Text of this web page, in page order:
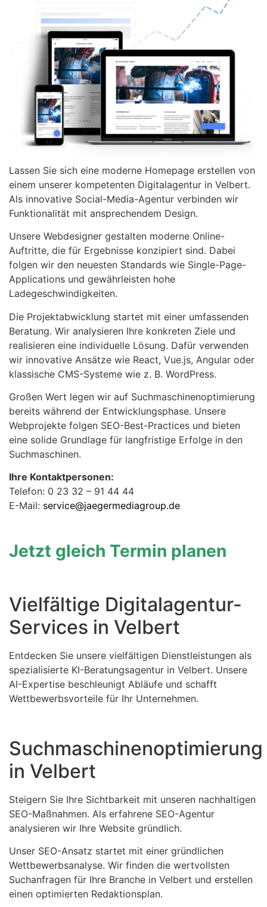
Lassen Sie sich eine moderne Homepage erstellen von
einem unserer kompetenten Digitalagentur in Velbert.
Als innovative Social-Media-Agentur verbinden wir
Funktionalität mit ansprechendem Design.
Unsere Webdesigner gestalten moderne Online-
Auftritte, die für Ergebnisse konzipiert sind. Dabei
folgen wir den neuesten Standards wie Single-Page-
Applications und gewährleisten hohe
Ladegeschwindigkeiten.
Die Projektabwicklung startet mit einer umfassenden
Beratung. Wir analysieren Ihre konkreten Ziele und
realisieren eine individuelle Lösung. Dafür verwenden
wir innovative Ansätze wie React, Vue.js, Angular oder
klassische CMS-Systeme wie z. B. WordPress.
Großen Wert legen wir auf Suchmaschinenoptimierung
bereits während der Entwicklungsphase. Unsere
Webprojekte folgen SEO-Best-Practices und bieten
eine solide Grundlage für langfristige Erfolge in den
Suchmaschinen.
Ihre Kontaktpersonen:
Telefon: 0 23 32 – 91 44 44
E-Mail: service@jaegermediagroup.de
Jetzt gleich Termin planen
Vielfältige Digitalagentur-
Services in Velbert
Entdecken Sie unsere vielfältigen Dienstleistungen als
spezialisierte KI-Beratungsagentur in Velbert. Unsere
AI-Expertise beschleunigt Abläufe und schafft
Wettbewerbsvorteile für Ihr Unternehmen.
Suchmaschinenoptimierung
in Velbert
Steigern Sie Ihre Sichtbarkeit mit unseren nachhaltigen
SEO-Maßnahmen. Als erfahrene SEO-Agentur
analysieren wir Ihre Website gründlich.
Unser SEO-Ansatz startet mit einer gründlichen
Wettbewerbsanalyse. Wir finden die wertvollsten
Suchanfragen für Ihre Branche in Velbert und erstellen
einen optimierten Redaktionsplan.